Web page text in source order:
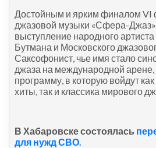
Достойным и ярким финалом VI
джазовой музыки «Сфера-Джаз»
выступление народного
Бутмана и Московского
Саксофонист, чье имя стало
джаза на международной арене,
программу, в которую войдут
хиты, так и классика мирового
В Хабаровске состоялась
для нужд СВО.